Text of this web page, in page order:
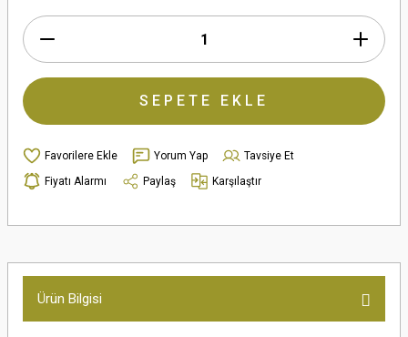
SEPETE EKLE
Yorum Yap
Tavsiye Et
Fiyatı Alarmı
Paylaş Karşılaştır
Ürün Bilgisi